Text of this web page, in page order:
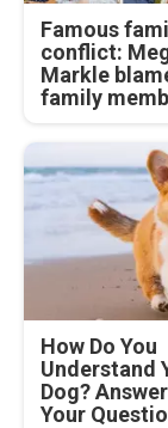
Famous
conflict:
Markle
family
How Do You
Understand
Dog?
Your